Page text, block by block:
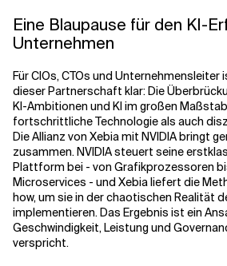
Eine Blaupause für den KI-
Unternehmen
Für CIOs, CTOs und
dieser Partnerschaft klar: Die
KI-Ambitionen und KI im großen
fortschrittliche Technologie als auch
Die Allianz von Xebia mit NVIDIA bringt
zusammen. NVIDIA steuert seine
Plattform bei - von Grafikprozessoren
Microservices - und Xebia liefert die
how, um sie in der chaotischen Realität
implementieren. Das Ergebnis ist ein
Geschwindigkeit, Leistung und
verspricht.